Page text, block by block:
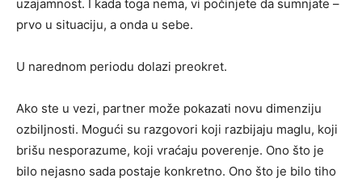
uzajamnost. I kada toga nema, vi počinjete da sumnjate –
prvo u situaciju, a onda u sebe.
U narednom periodu dolazi preokret.
Ako ste u vezi, partner može pokazati novu dimenziju
ozbiljnosti. Mogući su razgovori koji razbijaju maglu, koji
brišu nesporazume, koji vraćaju poverenje. Ono što je
bilo nejasno sada postaje konkretno. Ono što je bilo tiho